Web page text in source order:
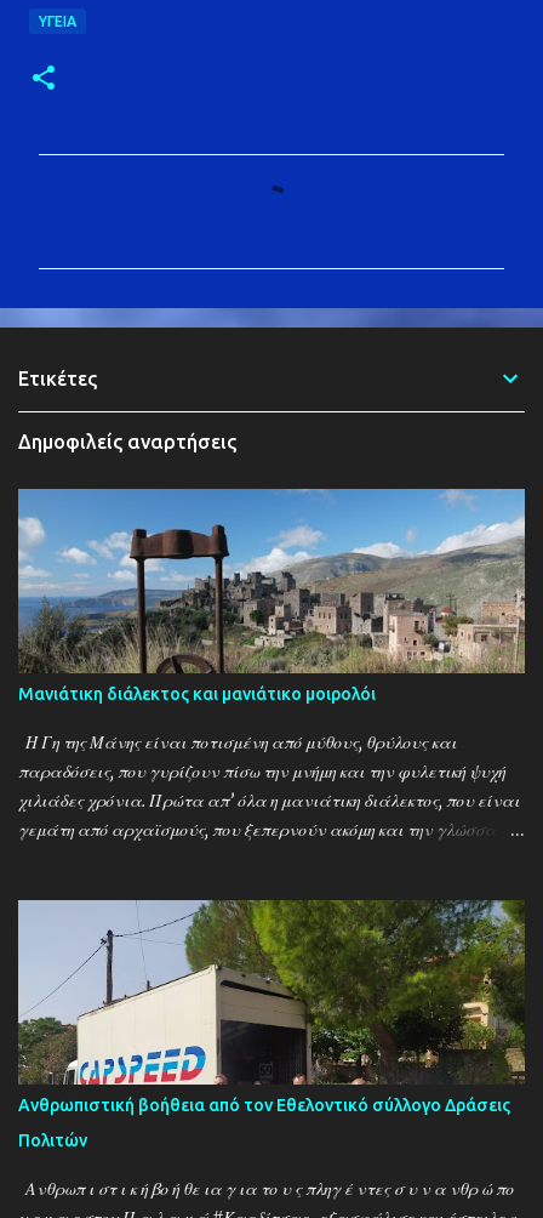
ΥΓΕΊΑ
ι
Ετικέτες
Δημοφιλείς αναρτήσεις
Μανιάτικη διάλεκτος και μανιάτικο μοιρολόι
Η Γη της Μάνης είναι ποτισμένη από μύθους, θρύλους και
παραδόσεις, που γυρίζουν πίσω την μνήμη και την φυλετική ψυχή
χιλιάδες χρόνια. Πρώτα απ’ όλα η μανιάτικη διάλεκτος, που είναι
γεμάτη από αρχαϊσμούς, που ξεπερνούν ακόμη και την γλώσσα
μόνο οι Μανιάτες γνωρίζουν είναι η λέξη «καφός» ή
«καβούτσος», που σημαίνει «αδελφός» και αντίστοιχα «καφή»,
που σημαίνει «αδελφή». Η λέξη δεν μοιάζει να έχει προέλευση
Ελληνική και ο γράφων είχε αυτήν την αντίληψη μέχρι πριν λίγα
χρόνια, πίστευε ότι πρόκειται δηλαδή για κάποια ξένη λέξη, που
έχει μπει στο λεξιλόγιο των Μανιατών. Μέχρι που διάβασε ένα
βιβλίο για την γραμμική Β’ και το έργο του περίφημου Βέντρις, που
απέδειξε ότι είναι γλώσσα Ελληνική. Στην εποχή, λοιπόν, της
γραμμικής Β’ (που δεν είχε φωνήεντα), σύμφωνα με την
αποκρυπτογράφηση του Βέντρις η λέξις «αδελφός» παριστάνετο
με τα γράμματα «Κ-W», που με την προσθή...
Ανθρωπιστική βοήθεια από τον Εθελοντικό σύλλογο Δράσεις
Πολιτών
Ανθρωπ ι στ ι κ ή βο ή θε ια γ ια το υ ς πληγ έ ντες σ υ ν α νθρ ώ πο